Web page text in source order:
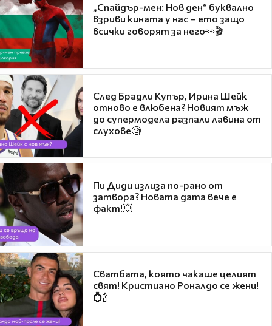
„Спайдър-мен: Нов ден“ буквално
взриви кината у нас – ето защо
всички говорят за него👀🎬
След Брадли Купър, Ирина Шейк
отново е влюбена? Новият мъж
до супермодела разпали лавина от
слухове🧐
Пи Диди излиза по-рано от
затвора? Новата дата вече е
факт!💥
Сватбата, която чакаше целият
свят! Кристиано Роналдо се жени!
💍🍾